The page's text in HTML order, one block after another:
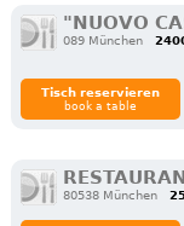
"NUOVO
089 München
Tisch reservieren
book a table
80538 München